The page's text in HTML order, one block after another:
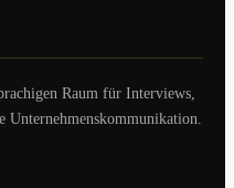
Raum für Interviews,
Unternehmenskommunikation.